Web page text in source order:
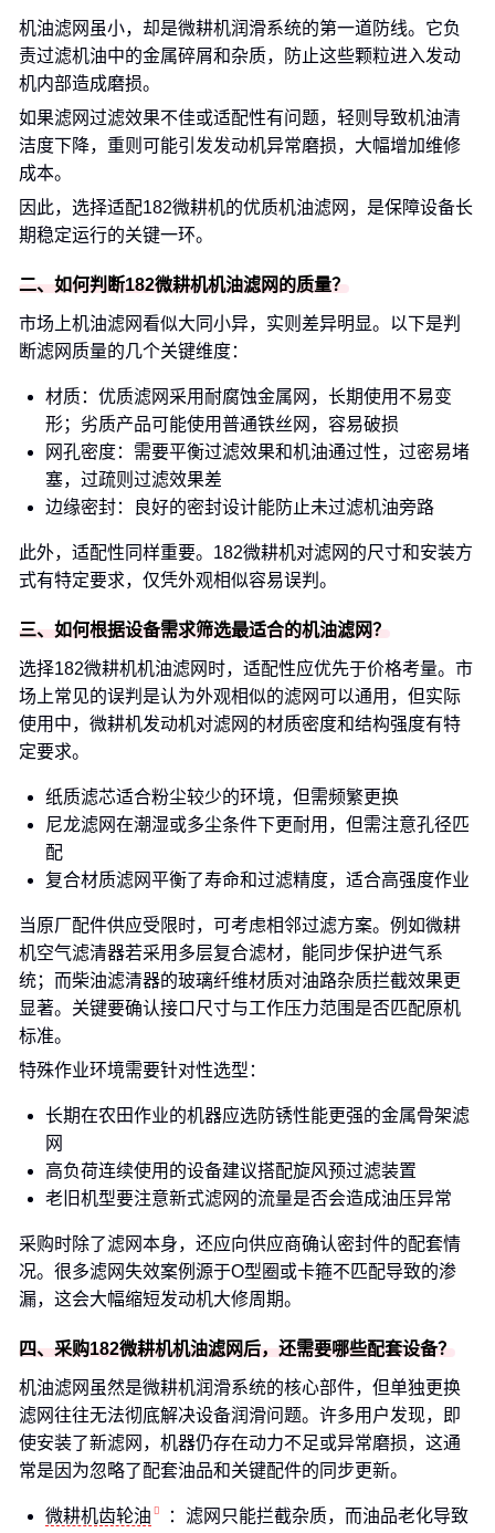
机油滤网虽小，却是微耕机润滑系统的第一道防线。它负
责过滤机油中的金属碎屑和杂质，防止这些颗粒进入发动
机内部造成磨损。
如果滤网过滤效果不佳或适配性有问题，轻则导致机油清
洁度下降，重则可能引发发动机异常磨损，大幅增加维修
成本。
因此，选择适配182微耕机的优质机油滤网，是保障设备长
期稳定运行的关键一环。
二、如何判断182微耕机机油滤网的质量？
市场上机油滤网看似大同小异，实则差异明显。以下是判
断滤网质量的几个关键维度：
材质：优质滤网采用耐腐蚀金属网，长期使用不易变
形；劣质产品可能使用普通铁丝网，容易破损
网孔密度：需要平衡过滤效果和机油通过性，过密易堵
塞，过疏则过滤效果差
边缘密封：良好的密封设计能防止未过滤机油旁路
此外，适配性同样重要。182微耕机对滤网的尺寸和安装方
式有特定要求，仅凭外观相似容易误判。
三、如何根据设备需求筛选最适合的机油滤网？
选择182微耕机机油滤网时，适配性应优先于价格考量。市
场上常见的误判是认为外观相似的滤网可以通用，但实际
使用中，微耕机发动机对滤网的材质密度和结构强度有特
定要求。
纸质滤芯适合粉尘较少的环境，但需频繁更换
尼龙滤网在潮湿或多尘条件下更耐用，但需注意孔径匹
配
复合材质滤网平衡了寿命和过滤精度，适合高强度作业
当原厂配件供应受限时，可考虑相邻过滤方案。例如微耕
机空气滤清器若采用多层复合滤材，能同步保护进气系
统；而柴油滤清器的玻璃纤维材质对油路杂质拦截效果更
显著。关键要确认接口尺寸与工作压力范围是否匹配原机
标准。
特殊作业环境需要针对性选型：
长期在农田作业的机器应选防锈性能更强的金属骨架滤
网
高负荷连续使用的设备建议搭配旋风预过滤装置
老旧机型要注意新式滤网的流量是否会造成油压异常
采购时除了滤网本身，还应向供应商确认密封件的配套情
况。很多滤网失效案例源于O型圈或卡箍不匹配导致的渗
漏，这会大幅缩短发动机大修周期。
四、采购182微耕机机油滤网后，还需要哪些配套设备？
机油滤网虽然是微耕机润滑系统的核心部件，但单独更换
滤网往往无法彻底解决设备润滑问题。许多用户发现，即
使安装了新滤网，机器仍存在动力不足或异常磨损，这通
常是因为忽略了配套油品和关键配件的同步更新。
微耕机齿轮油
：滤网只能拦截杂质，而油品老化导致